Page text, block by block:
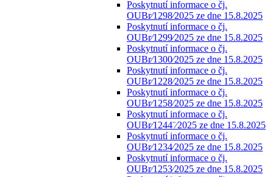
Poskytnutí informace o čj.
OUBr⁄1298⁄2025 ze dne 15.8.2025
Poskytnutí informace o čj.
OUBr⁄1299⁄2025 ze dne 15.8.2025
Poskytnutí informace o čj.
OUBr⁄1300⁄2025 ze dne 15.8.2025
Poskytnutí informace o čj.
OUBr⁄1228⁄2025 ze dne 15.8.2025
Poskytnutí informace o čj.
OUBr⁄1258⁄2025 ze dne 15.8.2025
Poskytnutí informace o čj.
OUBr⁄1244¨⁄2025 ze dne 15.8.2025
Poskytnutí informace o čj.
OUBr⁄1234⁄2025 ze dne 15.8.2025
Poskytnutí informace o čj.
OUBr⁄1253⁄2025 ze dne 15.8.2025